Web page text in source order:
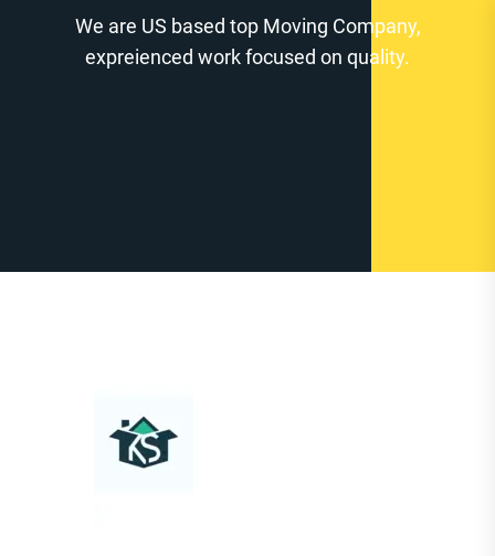
We are US based top Moving Company,
expreienced work focused on quality.